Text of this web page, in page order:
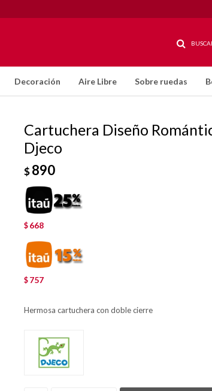
Decoración Aire Libre Sobre ruedas
Cartuchera Diseño
Djeco
$890
$ 668
$ 757
Hermosa cartuchera con doble cierre